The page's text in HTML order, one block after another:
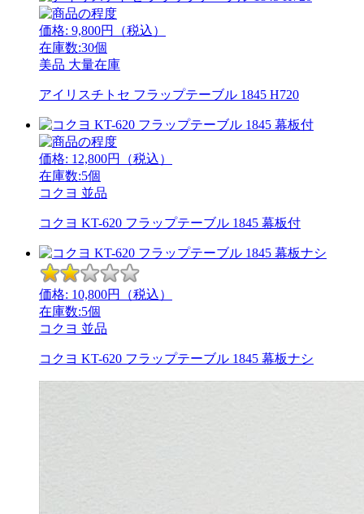
価格: 9,800円（税込）
在庫数:30個
美品 大量在庫
アイリスチトセ フラップテーブル 1845 H720
価格: 12,800円（税込）
在庫数:5個
コクヨ 並品
コクヨ KT-620 フラップテーブル 1845 幕板付
価格: 10,800円（税込）
在庫数:5個
コクヨ 並品
コクヨ KT-620 フラップテーブル 1845 幕板ナシ